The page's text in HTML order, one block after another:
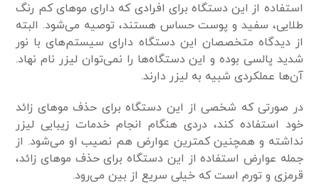
استفاده از این دستگاه برای افرادی که دارای مو‌های کم رنگ
طلایی، سفید و پوست حساس هستند، توصیه می‌شود. البته
از دیدگاه متخصصان این دستگاه دارای سیستم‌های با نور
شدید پالسی بوده و این دستگاه‌ها را نمی‌توان لیزر نام نهاد.
آن‌ها عملکردی شبیه به لیزر دارند.
در صورتی که شخصی از این دستگاه برای حذف مو‌های زائد
خود استفاده کند، دردی هنگام انجام خدمات زیبایی لیزر
نداشته و همچنین کمترین عوارض هم نصیب او می‌شود. از
جمله عوارض استفاده از این دستگاه برای حذف مو‌های زائد،
قرمزی و تورم است که خیلی سریع از بین می‌رود.